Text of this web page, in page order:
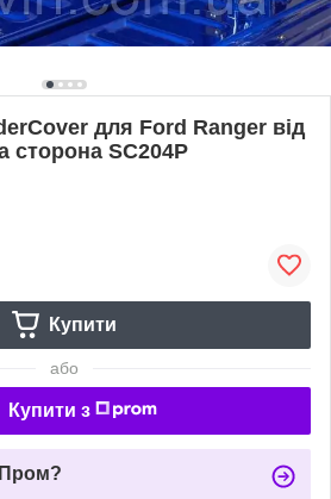
для Ford Ranger від
сторона SC204P
Купити
або
Купити з
Пром?